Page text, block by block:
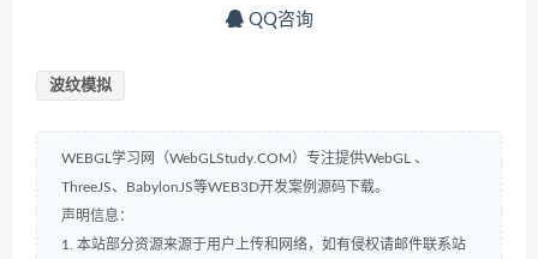
QQ咨询
波纹模拟
WEBGL学习网（WebGLStudy.COM）专注提供WebGL 、
ThreeJS、BabylonJS等WEB3D开发案例源码下载。
声明信息：
1. 本站部分资源来源于用户上传和网络，如有侵权请邮件联系站